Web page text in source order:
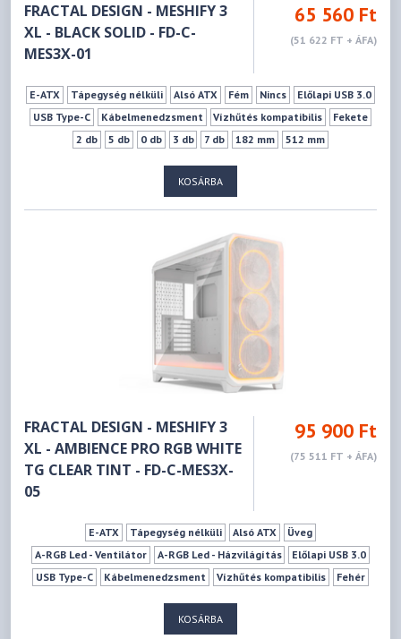
FRACTAL DESIGN - MESHIFY 3
XL - BLACK SOLID - FD-C-
MES3X-01
65 560 Ft
(51 622 FT + ÁFA)
E-ATX Tápegység nélküli Alsó ATX Fém Nincs
Előlapi USB 3.0
USB Type-C
Kábelmenedzsment Vízhűtés kompatibilis
Fekete
2 db
5 db 0 db 3 db 7 db 182 mm 512 mm
KOSÁRBA
FRACTAL DESIGN - MESHIFY 3
XL - AMBIENCE PRO RGB WHITE
TG CLEAR TINT - FD-C-MES3X-
05
95 900 Ft
(75 511 FT + ÁFA)
E-ATX Tápegység nélküli Alsó ATX
Üveg
A-RGB Led - Ventilátor
A-RGB Led - Házvilágítás
Előlapi USB 3.0
USB Type-C
Kábelmenedzsment Vízhűtés kompatibilis
Fehér
KOSÁRBA